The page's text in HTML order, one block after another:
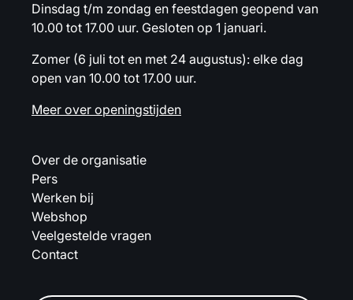
Dinsdag t/m zondag en feestdagen geopend van
10.00 tot 17.00 uur. Gesloten op 1 januari.
Zomer (6 juli tot en met 24 augustus): elke dag
open van 10.00 tot 17.00 uur.
Meer over openingstijden
Over de organisatie
Pers
Werken bij
Webshop
Veelgestelde vragen
Contact